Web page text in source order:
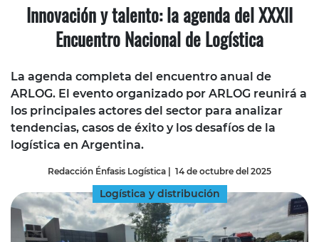
Innovación y talento: la agenda del XXXII
Encuentro Nacional de Logística
La agenda completa del encuentro anual de
ARLOG. El evento organizado por ARLOG reunirá a
los principales actores del sector para analizar
tendencias, casos de éxito y los desafíos de la
logística en Argentina.
Redacción Énfasis Logística | 14 de octubre del 2025
Logística y distribución